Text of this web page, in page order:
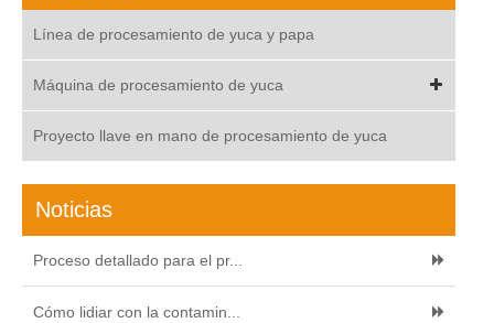
Línea de procesamiento de yuca y papa
Máquina de procesamiento de yuca
Proyecto llave en mano de procesamiento de yuca
Noticias
Proceso detallado para el pr...
Cómo lidiar con la contamin...